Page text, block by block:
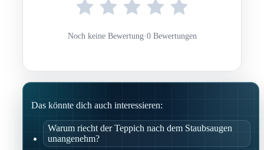
Noch keine Bewertung·0 Bewertungen
Das könnte dich auch interessieren:
Warum riecht der Teppich nach dem Staubsaugen
unangenehm?